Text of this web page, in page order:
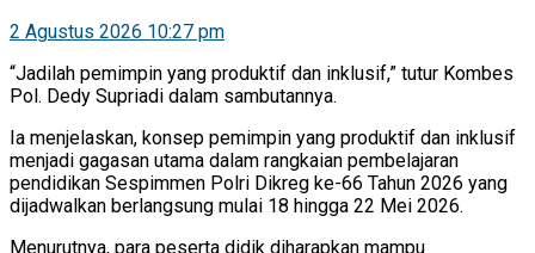
2 Agustus 2026 10:27 pm
“Jadilah pemimpin yang produktif dan inklusif,” tutur Kombes
Pol. Dedy Supriadi dalam sambutannya.
Ia menjelaskan, konsep pemimpin yang produktif dan inklusif
menjadi gagasan utama dalam rangkaian pembelajaran
pendidikan Sespimmen Polri Dikreg ke-66 Tahun 2026 yang
dijadwalkan berlangsung mulai 18 hingga 22 Mei 2026.
Menurutnya, para peserta didik diharapkan mampu